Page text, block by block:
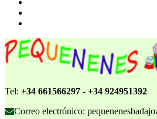
Tel: +34 661566297 - +34 924951392
Correo electrónico: